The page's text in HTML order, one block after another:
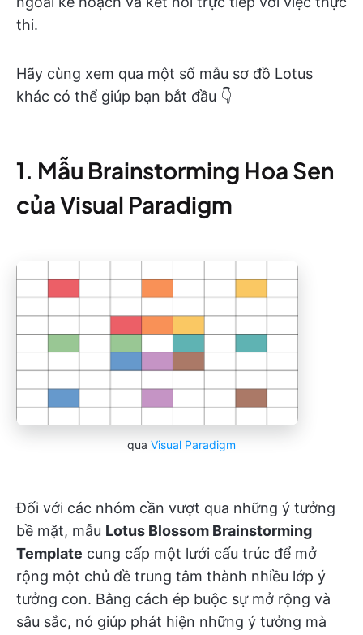
thi.
Hãy cùng xem qua một số mẫu sơ đồ Lotus
khác có thể giúp bạn bắt đầu 👇
1. Mẫu Brainstorming Hoa Sen
của Visual Paradigm
qua Visual Paradigm
Đối với các nhóm cần vượt qua những ý tưởng
bề mặt, mẫu Lotus Blossom Brainstorming
Template cung cấp một lưới cấu trúc để mở
rộng một chủ đề trung tâm thành nhiều lớp ý
tưởng con. Bằng cách ép buộc sự mở rộng và
sâu sắc, nó giúp phát hiện những ý tưởng mà